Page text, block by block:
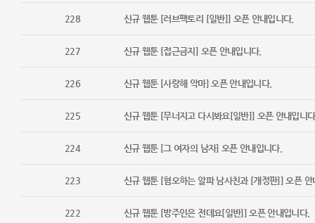
228 신규 웹툰 [러브팩토리 [일반]] 오픈 안내입니다.
227 신규 웹툰 [접근금지] 오픈 안내입니다.
226 신규 웹툰 [사랑해 악마] 오픈 안내입니다.
225 신규 웹툰 [무너지고 다시봐요[일반]] 오픈 안내입니
224 신규 웹툰 [그 여자의 남자] 오픈 안내입니다.
223 신규 웹툰 [혐오하는 알파 남사친과 [개정판]] 오픈 안
222 신규 웹툰 [방주인은 전데요[일반]] 오픈 안내입니다.